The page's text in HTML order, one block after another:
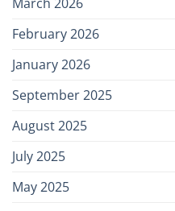
February 2026
January 2026
September 2025
August 2025
July 2025
May 2025